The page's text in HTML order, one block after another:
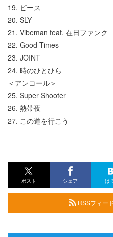
19. ピース
20. SLY
21. Vibeman feat. 在日ファンク
22. Good Times
23. JOINT
24. 時のひとひら
＜アンコール＞
25. Super Shooter
26. 熱帯夜
27. この道を行こう
ポスト シェア は
RSSフィー